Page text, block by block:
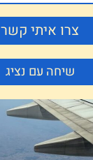
צרו איתי קשר
שיחה עם נציג